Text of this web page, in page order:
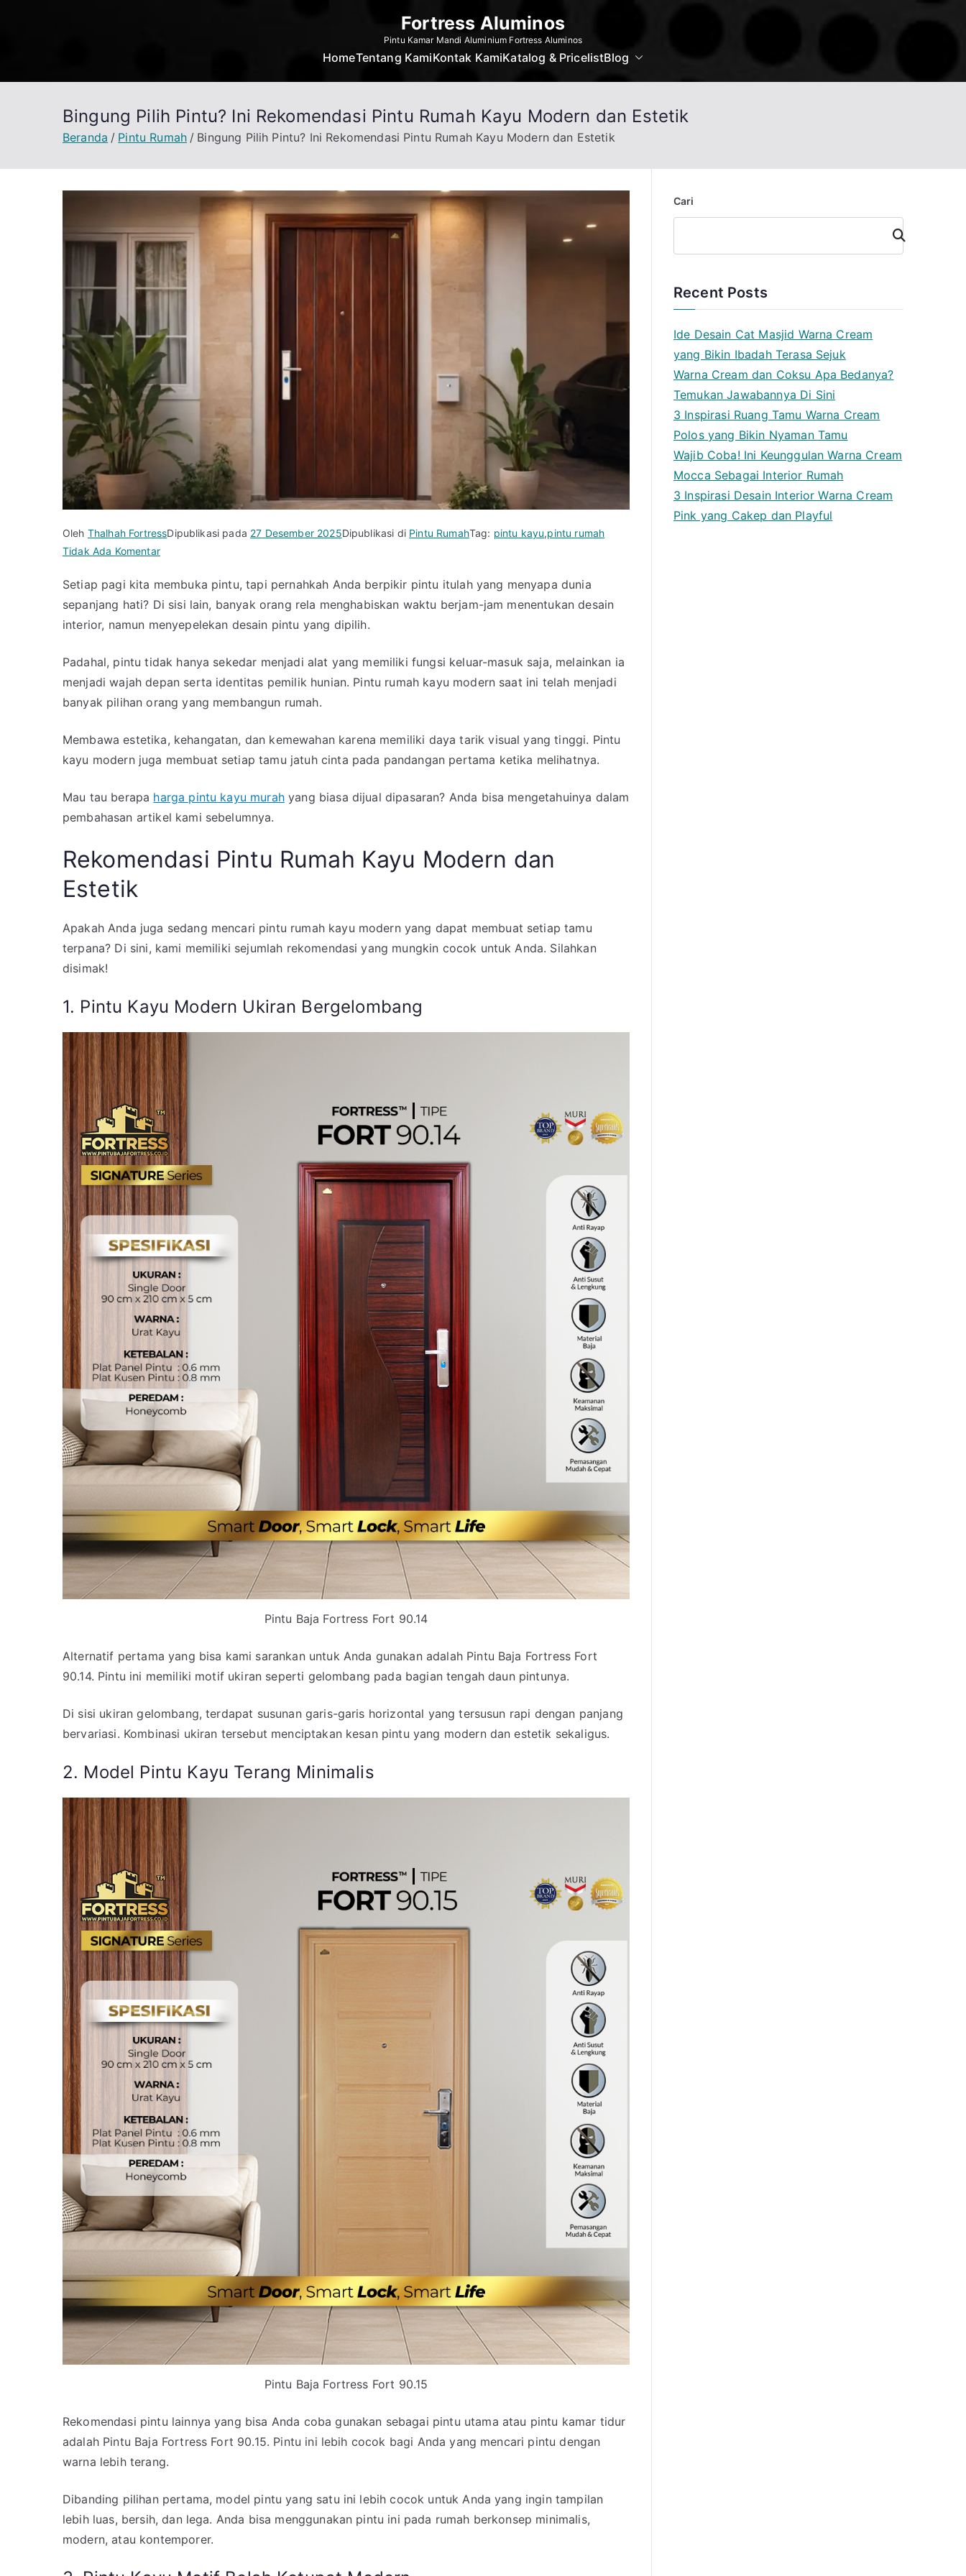
Fortress Aluminos
Pintu Kamar Mandi Aluminium Fortress Aluminos
HomeTentang KamiKontak KamiKatalog & PricelistBlog
Bingung Pilih Pintu? Ini Rekomendasi Pintu Rumah Kayu Modern dan Estetik
Beranda Pintu Rumah Bingung Pilih Pintu? Ini Rekomendasi Pintu Rumah Kayu Modern dan Estetik
Oleh Thalhah FortressDipublikasi pada 27 Desember 2025Dipublikasi di Pintu RumahTag: pintu kayu,pintu rumah
Tidak Ada Komentarpada
Pilih
Pintu?
Ini
Pintu
Modern
Estetik
Setiap pagi kita membuka pintu, tapi pernahkah Anda berpikir pintu itulah yang menyapa dunia
sepanjang hati? Di sisi lain, banyak orang rela menghabiskan waktu berjam-jam menentukan desain
interior, namun menyepelekan desain pintu yang dipilih.
Padahal, pintu tidak hanya sekedar menjadi alat yang memiliki fungsi keluar-masuk saja, melainkan ia
menjadi wajah depan serta identitas pemilik hunian. Pintu rumah kayu modern saat ini telah menjadi
banyak pilihan orang yang membangun rumah.
Membawa estetika, kehangatan, dan kemewahan karena memiliki daya tarik visual yang tinggi. Pintu
kayu modern juga membuat setiap tamu jatuh cinta pada pandangan pertama ketika melihatnya.
Mau tau berapa harga pintu kayu murahyang biasa dijual dipasaran? Anda bisa mengetahuinya dalam
pembahasan artikel kami sebelumnya.
Rekomendasi Pintu Rumah Kayu Modern dan
Estetik
Apakah Anda juga sedang mencari pintu rumah kayu modern yang dapat membuat setiap tamu
terpana? Di sini, kami memiliki sejumlah rekomendasi yang mungkin cocok untuk Anda. Silahkan
disimak!
1. Pintu Kayu Modern Ukiran Bergelombang
Pintu Baja Fortress Fort 90.14
Alternatif pertama yang bisa kami sarankan untuk Anda gunakan adalah Pintu Baja Fortress Fort
90.14. Pintu ini memiliki motif ukiran seperti gelombang pada bagian tengah daun pintunya.
Di sisi ukiran gelombang, terdapat susunan garis-garis horizontal yang tersusun rapi dengan panjang
bervariasi. Kombinasi ukiran tersebut menciptakan kesan pintu yang modern dan estetik sekaligus.
2. Model Pintu Kayu Terang Minimalis
Pintu Baja Fortress Fort 90.15
Rekomendasi pintu lainnya yang bisa Anda coba gunakan sebagai pintu utama atau pintu kamar tidur
adalah Pintu Baja Fortress Fort 90.15. Pintu ini lebih cocok bagi Anda yang mencari pintu dengan
warna lebih terang.
Dibanding pilihan pertama, model pintu yang satu ini lebih cocok untuk Anda yang ingin tampilan
lebih luas, bersih, dan lega. Anda bisa menggunakan pintu ini pada rumah berkonsep minimalis,
modern, atau kontemporer.
Cari
Cari
Recent Posts
Ide Desain Cat Masjid Warna Cream
yang Bikin Ibadah Terasa Sejuk
Warna Cream dan Coksu Apa Bedanya?
Temukan Jawabannya Di Sini
3 Inspirasi Ruang Tamu Warna Cream
Polos yang Bikin Nyaman Tamu
Wajib Coba! Ini Keunggulan Warna Cream
Mocca Sebagai Interior Rumah
3 Inspirasi Desain Interior Warna Cream
Pink yang Cakep dan Playful